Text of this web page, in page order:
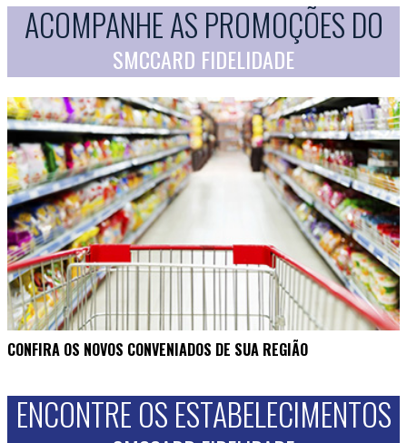
ACOMPANHE AS PROMOÇÕES DO
SMCCARD FIDELIDADE
CONFIRA OS NOVOS CONVENIADOS DE SUA REGIÃO
ENCONTRE OS ESTABELECIMENTOS